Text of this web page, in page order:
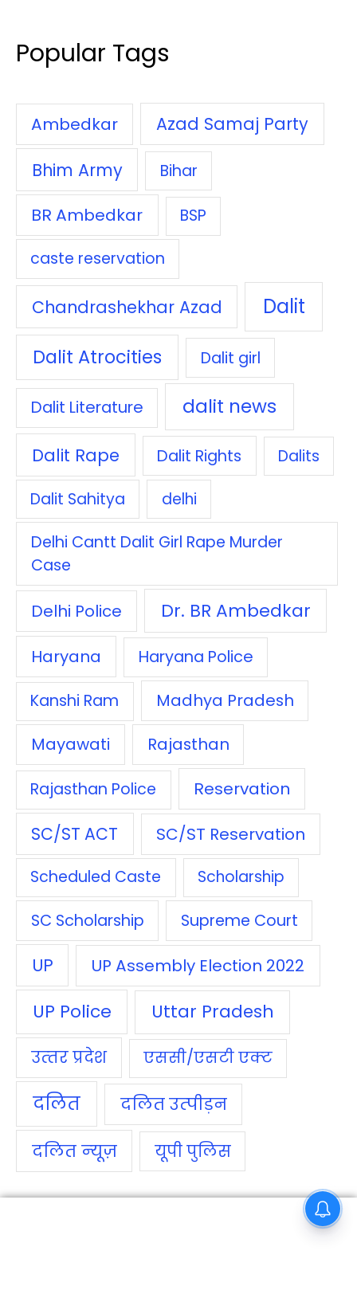
Popular Tags
Ambedkar
Azad Samaj Party
Bhim Army
Bihar
BR Ambedkar
BSP
caste reservation
Chandrashekhar Azad Dalit
Dalit Atrocities Dalit girl
Dalit Literature dalit news
Dalit Rape Dalit Rights Dalits
Dalit Sahitya delhi
Delhi Cantt Dalit Girl Rape Murder
Case
Delhi Police Dr. BR Ambedkar
Haryana Haryana Police
Kanshi Ram
Madhya Pradesh
Mayawati
Rajasthan
Rajasthan Police Reservation
SC/ST ACT SC/ST Reservation
Scheduled Caste Scholarship
SC Scholarship Supreme Court
UP UP Assembly Election 2022
UP Police Uttar Pradesh
उत्‍तर प्रदेश एससी/एसटी एक्‍ट
दलित दलित उत्‍पीड़न
दलित न्‍यूज़ यूपी पुलिस